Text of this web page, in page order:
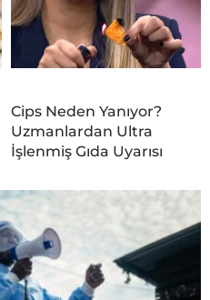
Cips Neden Yanıyor?
Uzmanlardan Ultra
İşlenmiş Gıda Uyarısı